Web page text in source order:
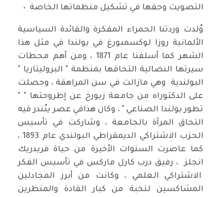
التصويت وحقها في تشكيل منظماتها الخاصة ٠
وُلدت وردتنا الحمراء المفكرة والقائدة السياسية
الألمانية روزا لوكسمبورغ في بولندا في مثل هذا
الشهر كما أسلفنا عام 1871 ، ومن أهم محطات
سيرتها النضالية التحاقها بمنظمة " البروليتاريا "
البولندية وهي مازالت في سن المراهقة ، وحصلت
على الدكتوراه من جامعة زيورخ عن إطروحتها " "
تطور بولندا الصناعي " ، وكان هذافي عصر يىُندر فيه
التحاق المرأة بالجامعة ، وشاركت في تأسيس
الحزب الاشتراكي الديمقراطي البولندي عام 1893 ،
كما عاصرت السنوات الأخيرة من حياة فريدريك
انجلز ، رفيق درب كارل ماركس في تأسيس الفكر
الاشتراكي العلمي ، وكانت من أبرز المجادلين
المشاكسين لنخبة من كبار القادة والمنظرين